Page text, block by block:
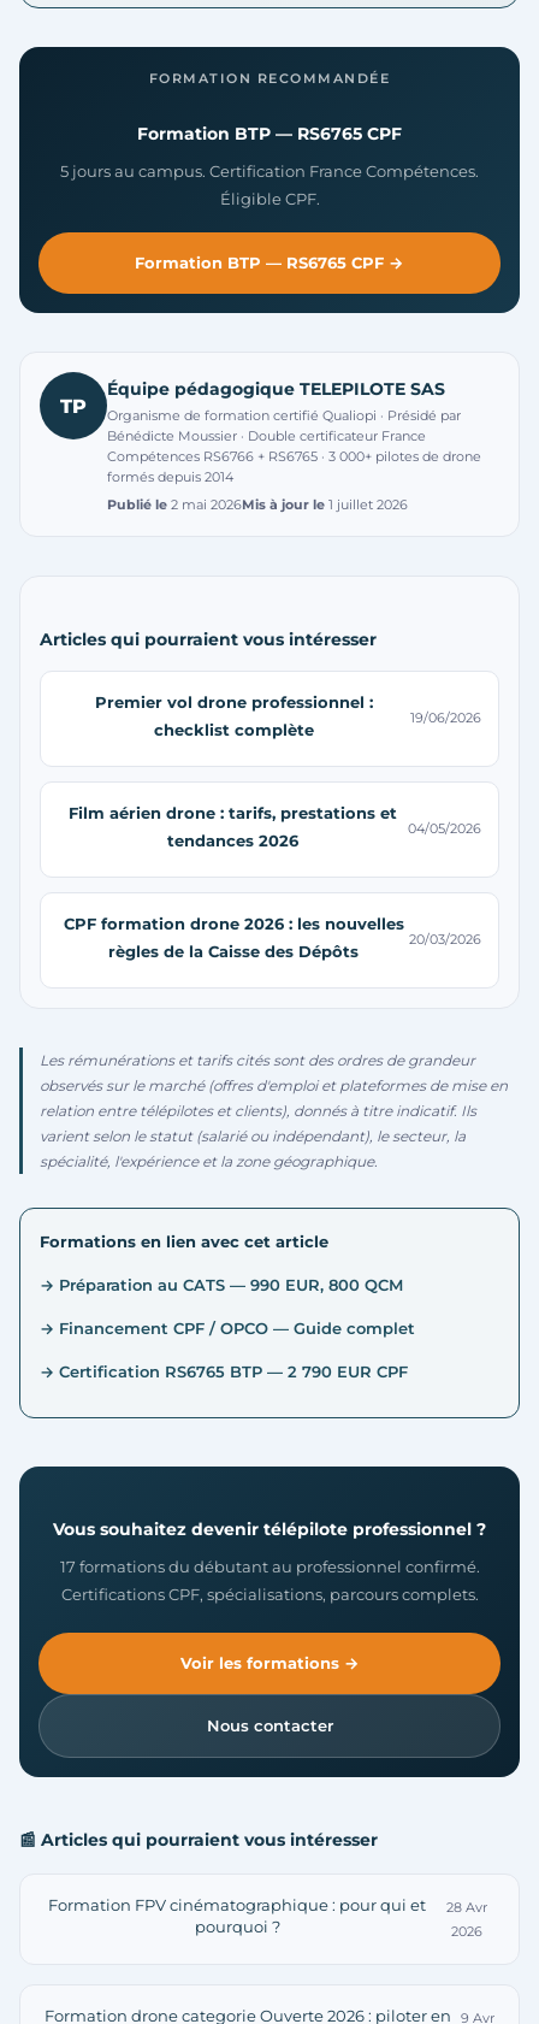
FORMATION RECOMMANDÉE
Formation BTP — RS6765 CPF
5 jours au campus. Certification France Compétences.
Éligible CPF.
Formation BTP — RS6765 CPF →
TP
Équipe pédagogique TELEPILOTE SAS
Organisme de formation certifié Qualiopi · Présidé par
Bénédicte Moussier · Double certificateur France
Compétences RS6766 + RS6765 · 3 000+ pilotes de drone
formés depuis 2014
Publié le 2 mai 2026Mis à jour le 1 juillet 2026
Articles qui pourraient vous intéresser
Premier vol drone professionnel :
checklist complète
19/06/2026
Film aérien drone : tarifs, prestations et
tendances 2026
04/05/2026
CPF formation drone 2026 : les nouvelles
règles de la Caisse des Dépôts
20/03/2026
Les rémunérations et tarifs cités sont des ordres de grandeur
observés sur le marché (offres d'emploi et plateformes de mise en
relation entre télépilotes et clients), donnés à titre indicatif. Ils
varient selon le statut (salarié ou indépendant), le secteur, la
spécialité, l'expérience et la zone géographique.
Formations en lien avec cet article
→ Préparation au CATS — 990 EUR, 800 QCM
→ Financement CPF / OPCO — Guide complet
→ Certification RS6765 BTP — 2 790 EUR CPF
Vous souhaitez devenir télépilote professionnel ?
17 formations du débutant au professionnel confirmé.
Certifications CPF, spécialisations, parcours complets.
Voir les formations →
Nous contacter
📰 Articles qui pourraient vous intéresser
Formation FPV cinématographique : pour qui et
pourquoi ?
28 Avr
2026
Formation drone categorie Ouverte 2026 : piloter en 9 Avr